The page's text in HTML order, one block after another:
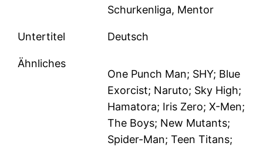
Schurkenliga, Mentor
Untertitel Deutsch
Ähnliches
One Punch Man; SHY; Blue
Exorcist; Naruto; Sky High;
Hamatora; Iris Zero; X-Men;
The Boys; New Mutants;
Spider-Man; Teen Titans;